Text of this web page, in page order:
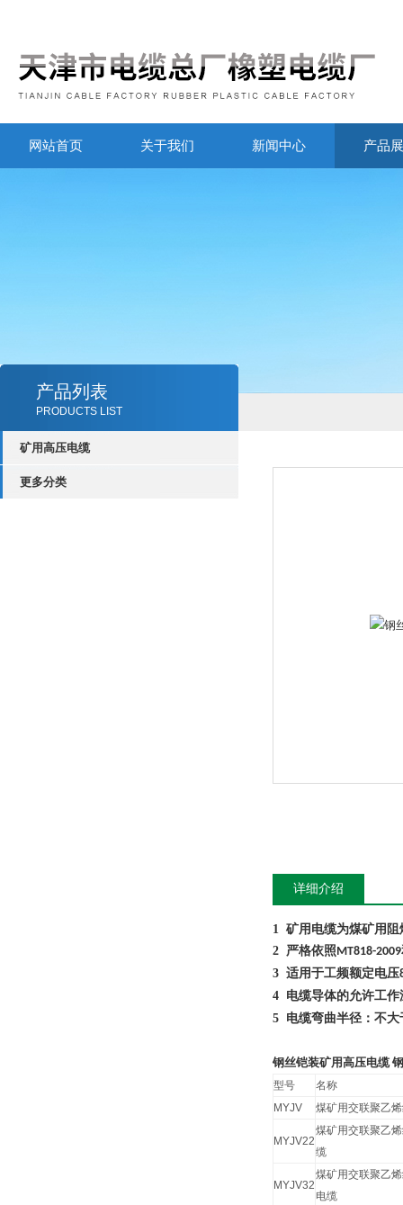
网站首页 关于我们 新闻中心 产品
产品列表
PRODUCTS LIST
矿用高压电缆
更多分类
详细介绍
1 矿用电缆为煤矿用
2 严格依照MT818-2009
3 适用于工频额定电压
4 电缆导体的允许工作
5 电缆弯曲半径：不
钢丝铠装矿用高压电缆
型号
名称
MYJV
煤矿用交联聚乙
MYJV22
煤矿用交联聚乙
缆
MYJV32
煤矿用交联聚乙
电缆